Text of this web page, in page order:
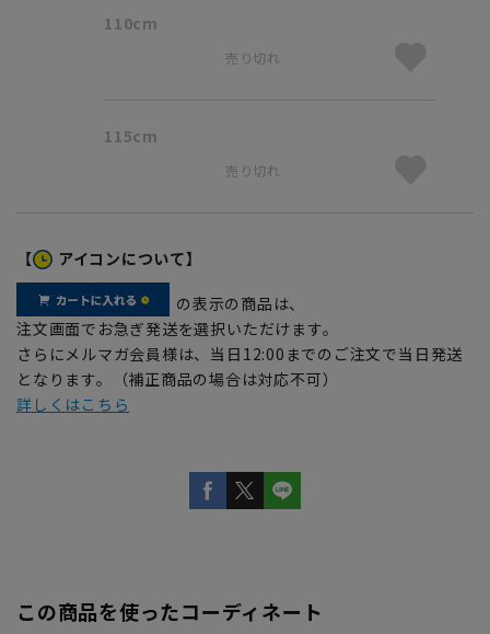
110cm
売り切れ
115cm
売り切れ
【 アイコンについて】
の表示の商品は、
注文画面でお急ぎ発送を選択いただけます。
さらにメルマガ会員様は、当日12:00までのご注文で当日発送
となります。（補正商品の場合は対応不可）
詳しくはこちら
この商品を使ったコーディネート